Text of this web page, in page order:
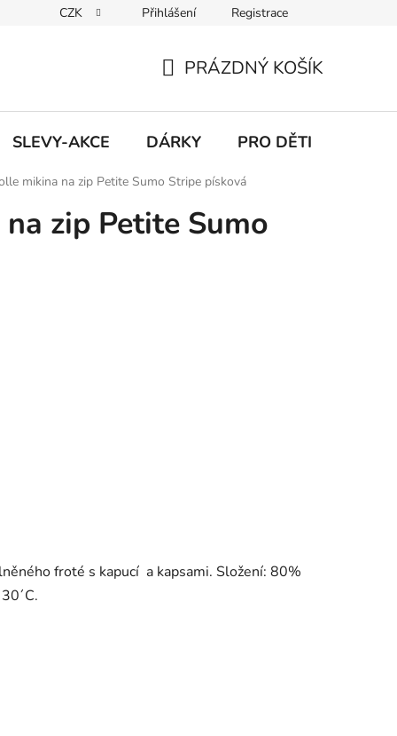
Udržitelnost Inspirace Obchodní podmínky
CZK Přihlášení Registrace
KOŠÍK
PRÁZDNÝ KOŠÍK
SLEVY-AKCE DÁRKY PRO DĚTI
mikina na zip Petite Sumo Stripe písková
zip Petite Sumo
froté s kapucí a kapsami. Složení: 80%